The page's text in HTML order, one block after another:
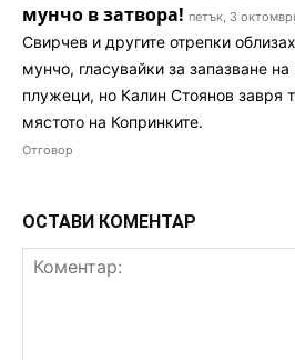
мунчо в затвора! петък, 3
Свирчев и другите отрепки
мунчо, гласувайки за запазване
плужеци, но Калин Стоянов завря
мястото на Копринките.
Отговор
ОСТАВИ КОМЕНТАР